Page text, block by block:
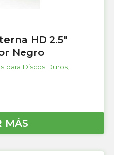
HD 2.5″
Negro
para Discos Duros,
MÁS